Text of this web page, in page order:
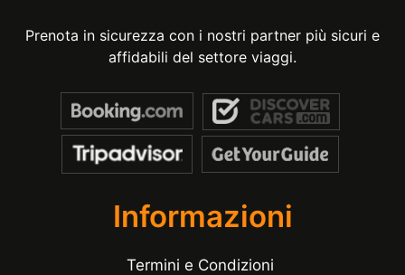
Prenota in sicurezza con i nostri partner più sicuri e
affidabili del settore viaggi.
Informazioni
Termini e Condizioni